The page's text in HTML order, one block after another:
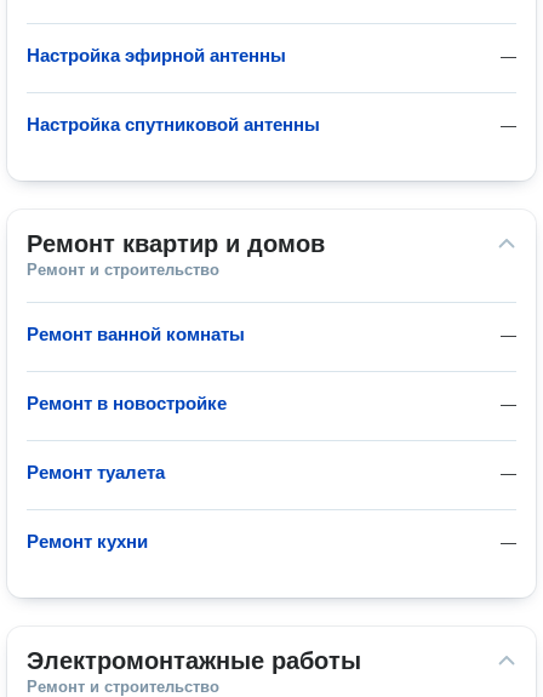
—
Настройка эфирной антенны
—
Настройка спутниковой антенны
Ремонт квартир и домов
Ремонт и строительство
—
Ремонт ванной комнаты
—
Ремонт в новостройке
—
Ремонт туалета
—
Ремонт кухни
Электромонтажные работы
Ремонт и строительство